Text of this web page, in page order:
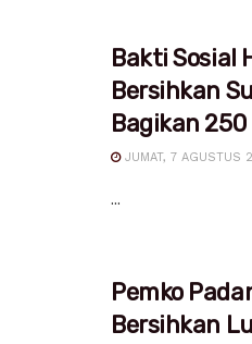
Bakti Sosial
Bersihkan
Bagikan
JUMAT, 7 AGUSTUS
...
Pemko
Bersihkan